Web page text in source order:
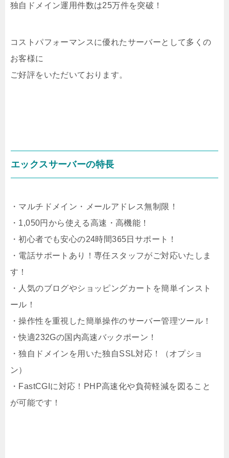
独自ドメイン運用件数は25万件を突破！
コストパフォーマンスに優れたサーバーとして多くの
お客様に
ご好評をいただいております。
エックスサーバーの特長
・マルチドメイン・メールアドレス無制限！
・1,050円から使える高速・高機能！
・初心者でも安心の24時間365日サポート！
・電話サポートあり！専任スタッフがご対応いたしま
す！
・人気のブログやショッピングカートを簡単インスト
ール！
・操作性を重視した簡単操作のサーバー管理ツール！
・快適232Gの国内高速バックポーン！
・独自ドメインを用いた独自SSL対応！（オプショ
ン）
・FastCGIに対応！PHP高速化や負荷軽減を図ること
が可能です！